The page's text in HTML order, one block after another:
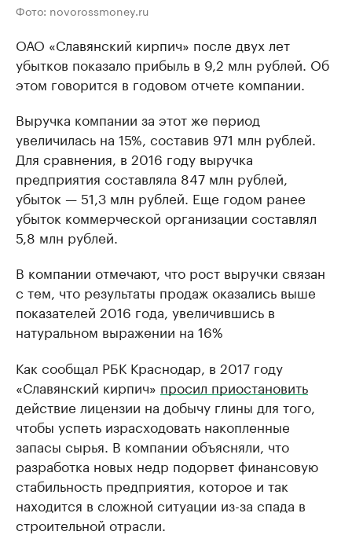
Фото: novorossmoney.ru
ОАО «Славянский кирпич» после двух лет
убытков показало прибыль в 9,2 млн рублей. Об
этом говорится в годовом отчете компании.
Выручка компании за этот же период
увеличилась на 15%, составив 971 млн рублей.
Для сравнения, в 2016 году выручка
предприятия составляла 847 млн рублей,
убыток — 51,3 млн рублей. Еще годом ранее
убыток коммерческой организации составлял
5,8 млн рублей.
В компании отмечают, что рост выручки связан
с тем, что результаты продаж оказались выше
показателей 2016 года, увеличившись в
натуральном выражении на 16%
Как сообщал РБК Краснодар, в 2017 году
«Славянский кирпич» просил приостановить
действие лицензии на добычу глины для того,
чтобы успеть израсходовать накопленные
запасы сырья. В компании объясняли, что
разработка новых недр подорвет финансовую
стабильность предприятия, которое и так
находится в сложной ситуации из-за спада в
строительной отрасли.